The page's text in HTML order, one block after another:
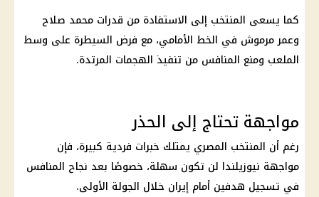
كما يسعى المنتخب إلى الاستفادة من قدرات محمد صلاح
وعمر مرموش في الخط الأمامي، مع فرض السيطرة على وسط
الملعب ومنع المنافس من تنفيذ الهجمات المرتدة.
مواجهة تحتاج إلى الحذر
رغم أن المنتخب المصري يمتلك خبرات فردية كبيرة، فإن
مواجهة نيوزيلندا لن تكون سهلة، خصوصًا بعد نجاح المنافس
في تسجيل هدفين أمام إيران خلال الجولة الأولى.